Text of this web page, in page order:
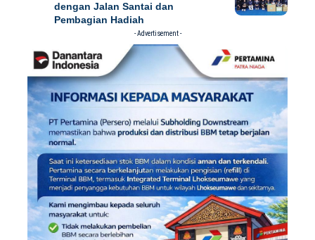
dengan Jalan Santai dan
Pembagian Hadiah
- Advertisement -